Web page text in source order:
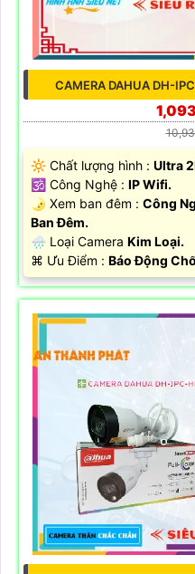
CAMERA DAHUA DH-
🔆 Chất lượng hình : Ultra
🕉️ Công Nghệ : IP Wifi.
🌛 Xem ban đêm : Công
Ban Đêm.
🌧️ Loại Camera Kim Loại.
️⌘ Ưu Điểm : Báo Động